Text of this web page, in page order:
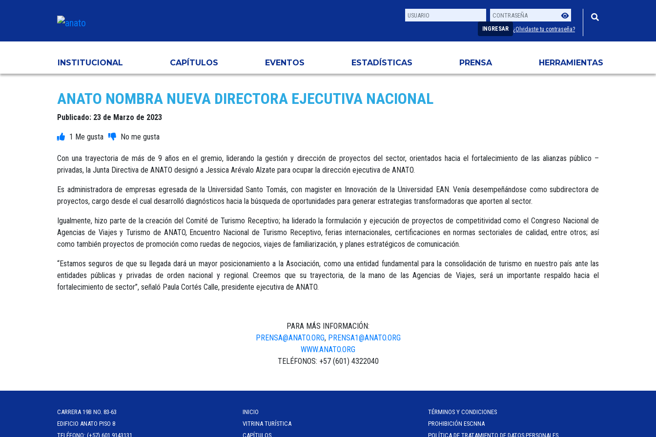
Usuario
Contraseña
INGRESAR ¿Olvidaste tu contraseña?
INSTITUCIONAL CAPÍTULOS EVENTOS ESTADÍSTICAS PRENSA HERRAMIENTAS
ANATO NOMBRA NUEVA DIRECTORA EJECUTIVA NACIONAL
Publicado: 23 de Marzo de 2023
1
Con una trayectoria de más de 9 años en el gremio, liderando la gestión y dirección de proyectos del sector, orientados hacia el fortalecimiento de las alianzas público –
privadas, la Junta Directiva de ANATO designó a Jessica Arévalo Alzate para ocupar la dirección ejecutiva de ANATO.
Es administradora de empresas egresada de la Universidad Santo Tomás, con magister en Innovación de la Universidad EAN. Venía desempeñándose como subdirectora de
proyectos, cargo desde el cual desarrolló diagnósticos hacia la búsqueda de oportunidades para generar estrategias transformadoras que aporten al sector.
Igualmente, hizo parte de la creación del Comité de Turismo Receptivo; ha liderado la formulación y ejecución de proyectos de competitividad como el Congreso Nacional de
Agencias de Viajes y Turismo de ANATO, Encuentro Nacional de Turismo Receptivo, ferias internacionales, certificaciones en normas sectoriales de calidad, entre otros; así
como también proyectos de promoción como ruedas de negocios, viajes de familiarización, y planes estratégicos de comunicación.
“Estamos seguros de que su llegada dará un mayor posicionamiento a la Asociación, como una entidad fundamental para la consolidación de turismo en nuestro país ante las
entidades públicas y privadas de orden nacional y regional. Creemos que su trayectoria, de la mano de las Agencias de Viajes, será un importante respaldo hacia el
fortalecimiento de sector”, señaló Paula Cortés Calle, presidente ejecutiva de ANATO.
PARA MÁS INFORMACIÓN:
PRENSA@ANATO.ORG, PRENSA1@ANATO.ORG
WWW.ANATO.ORG
TELÉFONOS: +57 (601) 4322040
CARRERA 19B NO. 83-63
EDIFICIO ANATO PISO 8
TELÉFONO: (+57) 601 9143131
INICIO
VITRINA TURÍSTICA
CAPÍTULOS
TÉRMINOS Y CONDICIONES
PROHIBICIÓN ESCNNA
POLÍTICA DE TRATAMIENTO DE DATOS PERSONALES